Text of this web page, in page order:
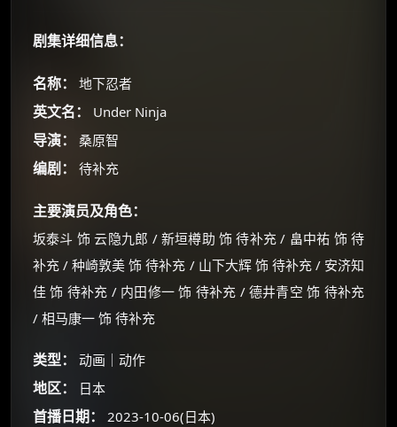
剧集详细信息：
名称： 地下忍者
英文名： Under Ninja
导演： 桑原智
编剧： 待补充
主要演员及角色：
坂泰斗 饰 云隐九郎 / 新垣樽助 饰 待补充 / 畠中祐 饰 待
补充 / 种崎敦美 饰 待补充 / 山下大辉 饰 待补充 / 安济知
佳 饰 待补充 / 内田修一 饰 待补充 / 德井青空 饰 待补充
/ 相马康一 饰 待补充
类型： 动画｜动作
地区： 日本
首播日期： 2023-10-06(日本)
🧧 福利领取站